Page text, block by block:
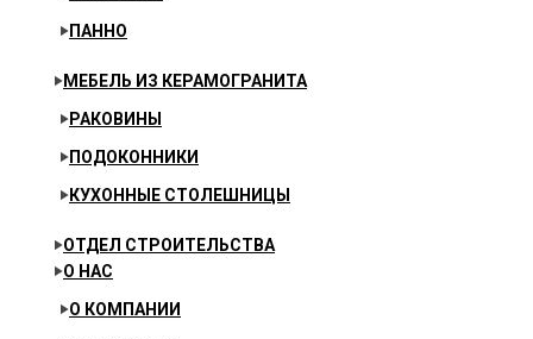
ПАННО
МЕБЕЛЬ ИЗ КЕРАМОГРАНИТА
РАКОВИНЫ
ПОДОКОННИКИ
КУХОННЫЕ СТОЛЕШНИЦЫ
ОТДЕЛ СТРОИТЕЛЬСТВА
О НАС
О КОМПАНИИ